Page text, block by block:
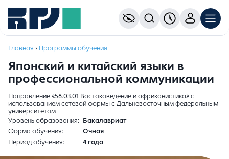
Главная › Программы обучения
Японский и китайский языки в
профессиональной коммуникации
Направление «58.03.01 Востоковедение и африканистика» с
использованием сетевой формы с Дальневосточным федеральным
университетом
Уровень образования
Бакалавриат
Форма обучения
Очная
Период обучения
4 года